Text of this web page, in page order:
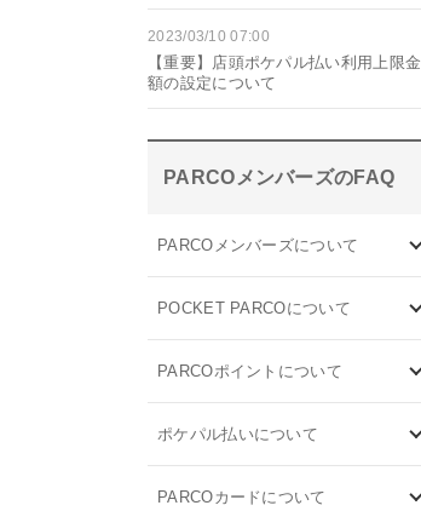
2023/03/10 07:00
【重要】店頭ポケパル払い利用上限金
額の設定について
PARCOメンバーズのFAQ
PARCOメンバーズについて
POCKET PARCOについて
PARCOポイントについて
ポケパル払いについて
PARCOカードについて